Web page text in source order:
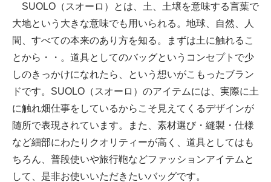
SUOLO（スオーロ）とは、土、土壌を意味する言葉で
大地という大きな意味でも用いられる。地球、自然、人
間、すべての本来のあり方を知る。まずは土に触れるこ
とから・・。道具としてのバッグというコンセプトで少
しのきっかけになれたら、という想いがこもったブラン
ドです。SUOLO（スオーロ）のアイテムには、実際に土
に触れ畑仕事をしているからこそ見えてくるデザインが
随所で表現されています。また、素材選び・縫製・仕様
など細部にわたりクオリティーが高く、道具としてはも
ちろん、普段使いや旅行鞄などファッションアイテムと
して、是非お使いいただきたいバッグです。